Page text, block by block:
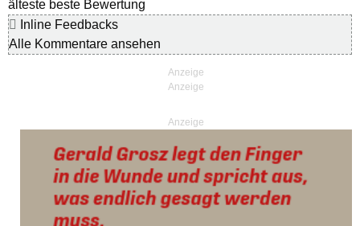
älteste beste Bewertung
Inline Feedbacks
Alle Kommentare ansehen
Anzeige